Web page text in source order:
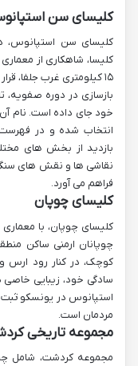
کلیسای سن
کلیسای سن استپانوس،
کلیسا، شاهکاری از
۱۵ کیلومتری غرب جلفا،
بازسازی در دوره صفویه،
خود جای داده است. نام
انتخاب شده و در
بازدید از بخش های
نقاشی ها و نقش های سنگی
فراهم می آورد.
کلیسای چوپان
کلیسای چوپان، با
چوپانان ارمنی ساکن
کوچک، در کنار رود ارس
استپانوس در یونسکو
مردمان است.
مجموعه تاریخی
مجموعه کردشت، شامل